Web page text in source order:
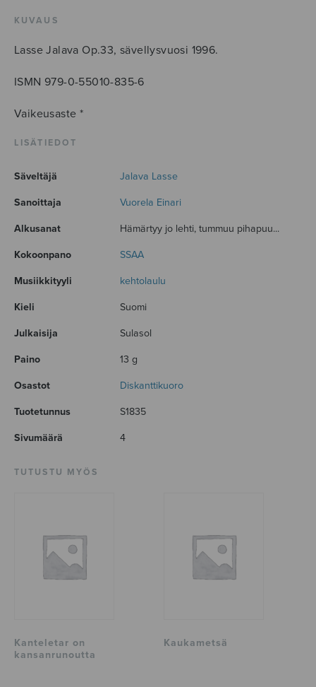
KUVAUS
Lasse Jalava Op.33, sävellysvuosi 1996.
ISMN 979-0-55010-835-6
Vaikeusaste *
LISÄTIEDOT
Säveltäjä Jalava Lasse
Sanoittaja Vuorela Einari
Alkusanat Hämärtyy jo lehti, tummuu pihapuu...
Kokoonpano SSAA
Musiikkityyli kehtolaulu
Kieli Suomi
Julkaisija Sulasol
Paino 13 g
Osastot Diskanttikuoro
Tuotetunnus S1835
Sivumäärä 4
TUTUSTU MYÖS
Kanteletar on
kansanrunoutta
Kaukametsä